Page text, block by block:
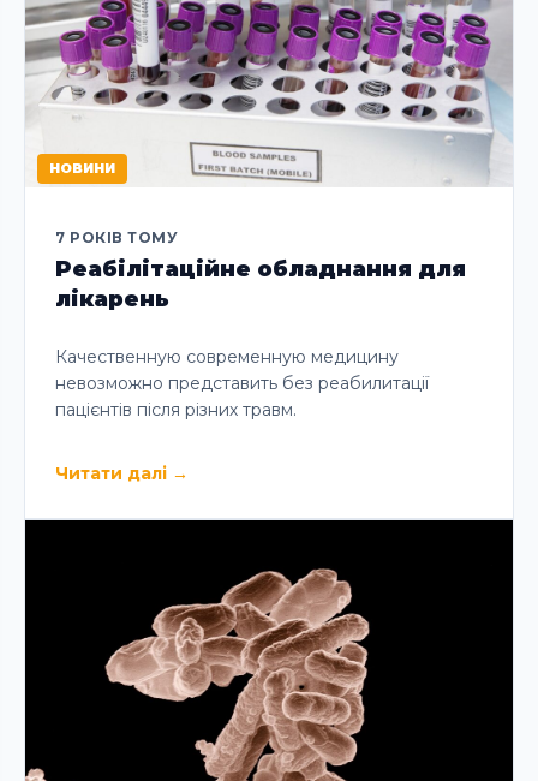
НОВИНИ
7 РОКІВ ТОМУ
Реабілітаційне обладнання для
лікарень
Качественную современную медицину
невозможно представить без реабилитації
пацієнтів після різних травм.
Читати далі →